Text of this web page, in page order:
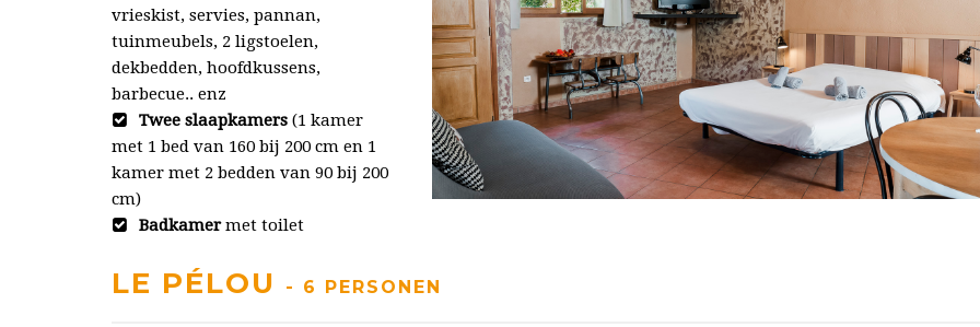
vrieskist, servies, pannan,
tuinmeubels, 2 ligstoelen,
dekbedden, hoofdkussens,
barbecue.. enz
Twee slaapkamers (1 kamer
met 1 bed van 160 bij 200 cm en 1
kamer met 2 bedden van 90 bij 200
cm)
Badkamermet toilet
LE PÉLOU - 6 PERSONEN